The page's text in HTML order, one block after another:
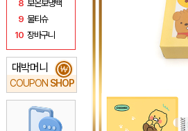
8 보온보냉백
9 물티슈
10 장바구니
대박머니
COUPON SHOP
₩